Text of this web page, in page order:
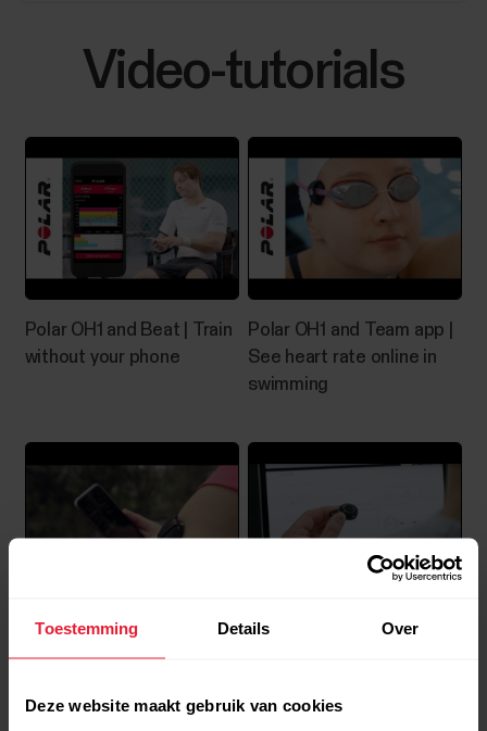
Toestemming Details Over
Deze website maakt gebruik van cookies
Video-tutorials
Polar OH1 and Beat | Train
without your phone
Polar OH1 and Team app |
See heart rate online in
swimming
Polar OH1 with Polar Beat |
Get started and how to
Polar OH1 | Getting